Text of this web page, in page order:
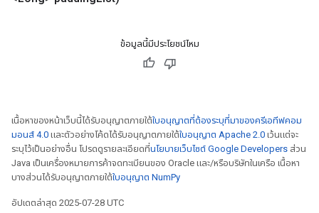
ข้อมูลนี้มีประโยชน์ไหม
เนื้อหาของหน้าเว็บนี้ได้รับอนุญาตภายใต้ใบอนุญาตที่ต้องระบุที่มาของครีเอทีฟคอม
มอนส์ 4.0 และตัวอย่างโค้ดได้รับอนุญาตภายใต้ใบอนุญาต Apache 2.0 เว้นแต่จะ
ระบุไว้เป็นอย่างอื่น โปรดดูรายละเอียดที่นโยบายเว็บไซต์ Google Developers ส่วน
Java เป็นเครื่องหมายการค้าจดทะเบียนของ Oracle และ/หรือบริษัทในเครือ เนื้อหา
บางส่วนได้รับอนุญาตภายใต้ใบอนุญาต NumPy
อัปเดตล่าสุด 2025-07-28 UTC